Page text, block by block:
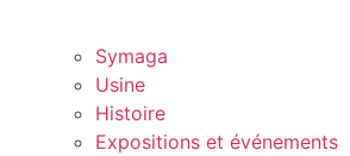
Symaga
Usine
Histoire
Expositions et événements